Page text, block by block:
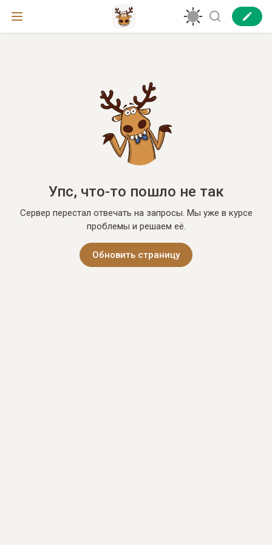
Упс, что-то пошло не так
Сервер перестал отвечать на запросы. Мы уже в курсе
проблемы и решаем её.
Обновить страницу